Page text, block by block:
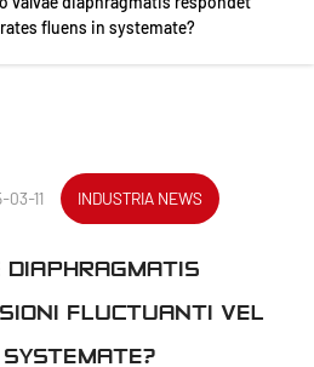
fluens in systemate?
11 INDUSTRIA NEWS
DIAPHRAGMATIS
FLUCTUANTI VEL